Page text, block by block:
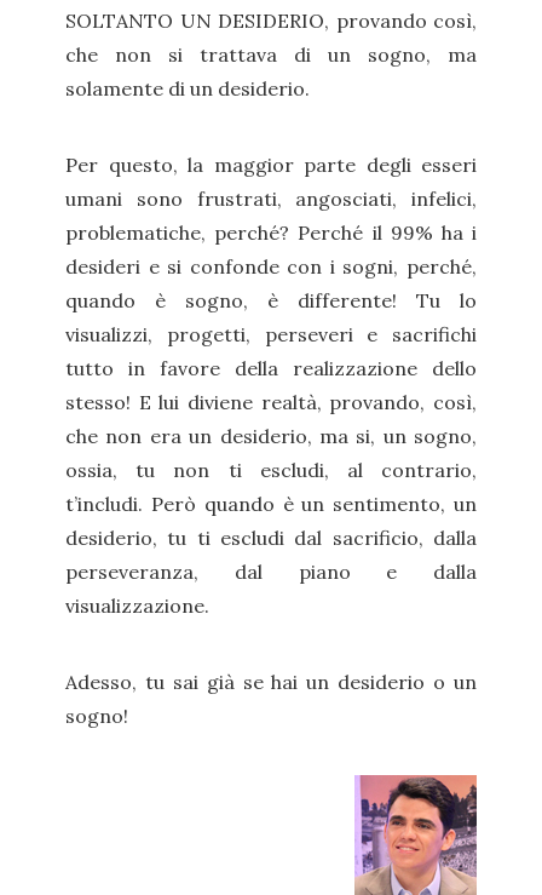
SOLTANTO UN DESIDERIO, provando così,
che non si trattava di un sogno, ma
solamente di un desiderio.
Per questo, la maggior parte degli esseri
umani sono frustrati, angosciati, infelici,
problematiche, perché? Perché il 99% ha i
desideri e si confonde con i sogni, perché,
quando è sogno, è differente! Tu lo
visualizzi, progetti, perseveri e sacrifichi
tutto in favore della realizzazione dello
stesso! E lui diviene realtà, provando, così,
che non era un desiderio, ma si, un sogno,
ossia, tu non ti escludi, al contrario,
t’includi. Però quando è un sentimento, un
desiderio, tu ti escludi dal sacrificio, dalla
perseveranza, dal piano e dalla
visualizzazione.
Adesso, tu sai già se hai un desiderio o un
sogno!